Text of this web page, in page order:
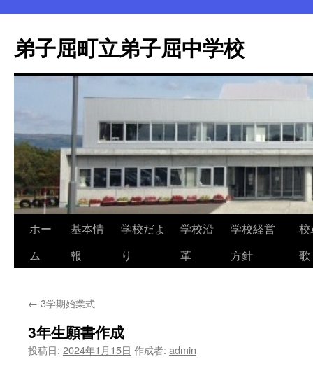
弟子屈町立弟子屈中学校
コ
ン
ツ
ホー
ム
基本情
報
学校だよ
り
学校沿
革
学校経営
方針
校
歌
← 3学期始業式
3年生願書作成
投稿日: 2024年1月15日 作成者: admin